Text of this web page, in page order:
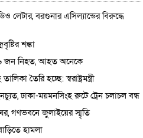
লেটার, বরগুনার এসিল্যান্ডের বিরুদ্ধে
শঙ্কা
জন নিহত, আহত অনেকে
তৈরি হচ্ছে: স্বরাষ্ট্রমন্ত্রী
ঢাকা-ময়মনসিংহ রুটে ট্রেন চলাচল বন্ধ
গণভবনে জুলাইয়ের স্মৃতি
হামলা